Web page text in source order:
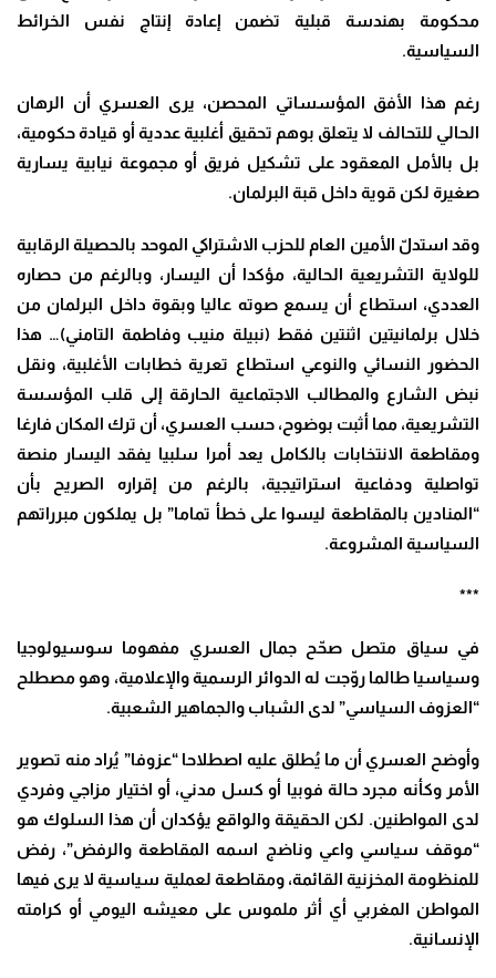
محكومة بهندسة قبلية تضمن إعادة إنتاج نفس الخرائط
السياسية.
رغم هذا الأفق المؤسساتي المحصن، يرى العسري أن الرهان
الحالي للتحالف لا يتعلق بوهم تحقيق أغلبية عددية أو قيادة حكومية،
بل بالأمل المعقود على تشكيل فريق أو مجموعة نيابية يسارية
صغيرة لكن قوية داخل قبة البرلمان.
وقد استدلّ الأمين العام للحزب الاشتراكي الموحد بالحصيلة الرقابية
للولاية التشريعية الحالية، مؤكدا أن اليسار، وبالرغم من حصاره
العددي، استطاع أن يسمع صوته عاليا وبقوة داخل البرلمان من
خلال برلمانيتين اثنتين فقط (نبيلة منيب وفاطمة التامني)… هذا
الحضور النسائي والنوعي استطاع تعرية خطابات الأغلبية، ونقل
نبض الشارع والمطالب الاجتماعية الحارقة إلى قلب المؤسسة
التشريعية، مما أثبت بوضوح، حسب العسري، أن ترك المكان فارغا
ومقاطعة الانتخابات بالكامل يعد أمرا سلبيا يفقد اليسار منصة
تواصلية ودفاعية استراتيجية، بالرغم من إقراره الصريح بأن
“المنادين بالمقاطعة ليسوا على خطأ تماما” بل يملكون مبرراتهم
السياسية المشروعة.
***
في سياق متصل صحّح جمال العسري مفهوما سوسيولوجيا
وسياسيا طالما روّجت له الدوائر الرسمية والإعلامية، وهو مصطلح
“العزوف السياسي” لدى الشباب والجماهير الشعبية.
وأوضح العسري أن ما يُطلق عليه اصطلاحا “عزوفا” يُراد منه تصوير
الأمر وكأنه مجرد حالة فوبيا أو كسل مدني، أو اختيار مزاجي وفردي
لدى المواطنين. لكن الحقيقة والواقع يؤكدان أن هذا السلوك هو
“موقف سياسي واعي وناضج اسمه المقاطعة والرفض”، رفض
للمنظومة المخزنية القائمة، ومقاطعة لعملية سياسية لا يرى فيها
المواطن المغربي أي أثر ملموس على معيشه اليومي أو كرامته
الإنسانية.